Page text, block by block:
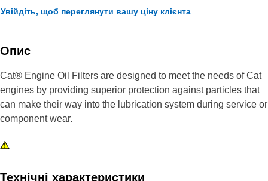
Увійдіть, щоб переглянути вашу ціну клієнта
Опис
Cat® Engine Oil Filters are designed to meet the needs of Cat
engines by providing superior protection against particles that
can make their way into the lubrication system during service or
component wear.
Технічні характеристики